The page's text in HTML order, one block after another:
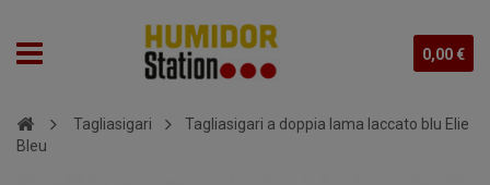
0,00 €
Tagliasigari
Tagliasigari a doppia lama laccato blu Elie
Bleu